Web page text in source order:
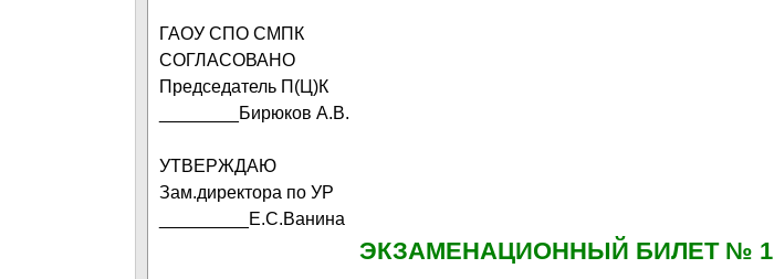
ГАОУ СПО СМПК
СОГЛАСОВАНО
Председатель П(Ц)К
________Бирюков А.В.
УТВЕРЖДАЮ
Зам.директора по УР
_________Е.С.Ванина
ЭКЗАМЕНАЦИОННЫЙ БИЛЕТ № 1